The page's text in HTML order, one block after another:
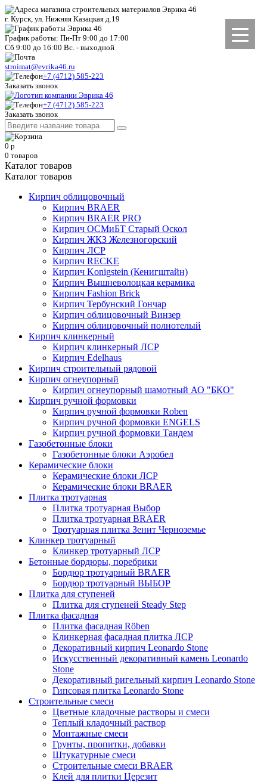
г. Курск, ул. Нижняя Казацкая д.19
График работы: Пн-Пт 9:00 до 17:00
Сб 9:00 до 16:00 Вс. - выходной
stroimat@evrika46.ru
+7 (4712) 585-223
Заказать звонок
+7 (4712) 585-223
Заказать звонок
0 р
0 товаров
Каталог товаров
Каталог товаров
Кирпич облицовочный
Кирпич BRAER
Кирпич BRAER PRO
Кирпич ОСМиБТ Старый Оскол
Кирпич ЖКЗ Железногорский
Кирпич ЛСР
Кирпич RECKE
Кирпич Konigstein (Кенигштайн)
Кирпич Вышневолоцкая керамика
Кирпич Fashion Brick
Кирпич Тербунский Гончар
Кирпич облицовочный Винзер
Кирпич облицовочный полнотелый
Кирпич клинкерный
Кирпич клинкерный ЛСР
Кирпич Edelhaus
Кирпич строительный рядовой
Кирпич огнеупорный
Кирпич огнеупорный шамотный АО "БКО"
Кирпич ручной формовки
Кирпич ручной формовки Roben
Кирпич ручной формовки ENGELS
Кирпич ручной формовки Тандем
Газобетонные блоки
Газобетонные блоки Аэробел
Керамические блоки
Керамические блоки ЛСР
Керамические блоки BRAER
Плитка тротуарная
Плитка тротуарная Выбор
Плитка тротуарная BRAER
Тротуарная плитка Зенит Черноземье
Клинкер тротуарный
Клинкер тротуарный ЛСР
Бетонные бордюры, поребрики
Бордюр тротуарный BRAER
Бордюр тротуарный ВЫБОР
Плитка для ступеней
Плитка для ступеней Steady Step
Плитка фасадная
Плитка фасадная Röben
Клинкерная фасадная плитка ЛСР
Декоративный кирпич Leonardo Stone
Искусственный декоративный камень Leonardo
Stone
Декоративный ригельный кирпич Leonardo Stone
Гипсовая плитка Leonardo Stone
Строительные смеси
Цветные кладочные растворы и смеси
Теплый кладочный раствор
Монтажные смеси
Грунты, пропитки, добавки
Штукатурные смеси
Строительные смеси BRAER
Клей для плитки Церезит